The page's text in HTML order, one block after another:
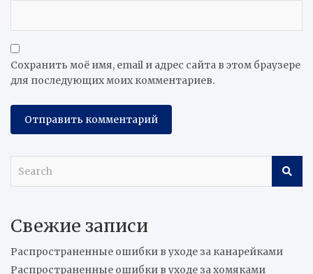
Сохранить моё имя, email и адрес сайта в этом браузере
для последующих моих комментариев.
c
Свежие записи
Распространенные ошибки в уходе за канарейками
Распространенные ошибки в уходе за хомяками